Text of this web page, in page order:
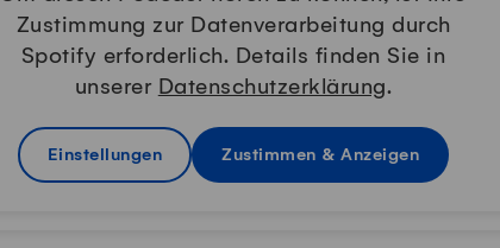
Zustimmung zur Datenverarbeitung durch
Spotify erforderlich. Details finden Sie in
unserer Datenschutzerklärung.
Einstellungen Zustimmen & Anzeigen